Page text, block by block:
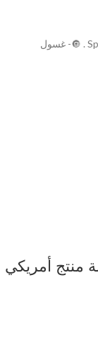
مكون من ثلاث قطع : 🔘- جل Speed Whitening – 56gm . 🔘- غسول
سي 120 كبسولة منتج أمريكي